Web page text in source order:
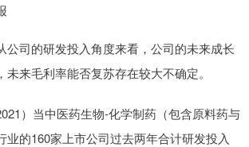
公司的研发投入角度来看，公司的未来成长
来毛利率能否复苏存在较大不确定。
）当中医药生物-化学制药（包含原料药与
业的160家上市公司过去两年合计研发投入